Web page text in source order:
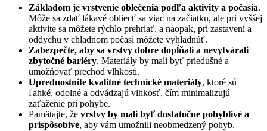
Základom je vrstvenie oblečenia podľa aktivity a počasia.
Môže sa zdať lákavé obliecť sa viac na začiatku, ale pri vyššej
aktivite sa môžete rýchlo prehriať, a naopak, pri zastavení a
oddychu v chladnom počasí môžete vyhladnúť.
Zabezpečte, aby sa vrstvy dobre dopĺňali a nevytvárali
zbytočné bariéry. Materiály by mali byť priedušné a
umožňovať prechod vlhkosti.
Uprednostnite kvalitné technické materiály, ktoré sú
ľahké, odolné a odvádzajú vlhkosť, čím minimalizujú
zaťaženie pri pohybe.
Pamätajte, že vrstvy by mali byť dostatočne pohyblivé a
prispôsobivé, aby vám umožnili neobmedzený pohyb.